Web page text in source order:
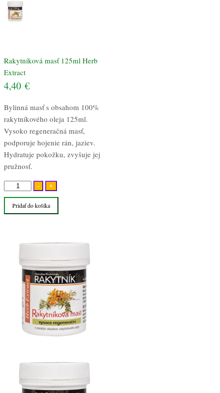
Rakytníková masť 125ml Herb
Extract
4,40 €
Bylinná masť s obsahom 100%
rakytníkového oleja 125ml.
Vysoko regeneračná masť,
podporuje hojenie rán, jaziev.
Hydratuje pokožku, zvyšuje jej
pružnosť.
-
množstvo
Rakytníková
masť
Extract
+
Pridať do košíka